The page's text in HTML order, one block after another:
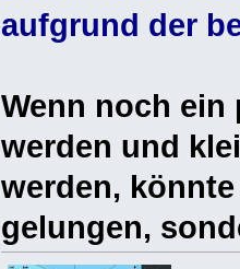
aufgrund der
Wenn noch ein
werden und
werden,
gelungen,